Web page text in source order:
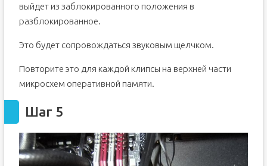
выйдет из заблокированного положения в
разблокированное.
Это будет сопровождаться звуковым щелчком.
Повторите это для каждой клипсы на верхней части
микросхем оперативной памяти.
Шаг 5